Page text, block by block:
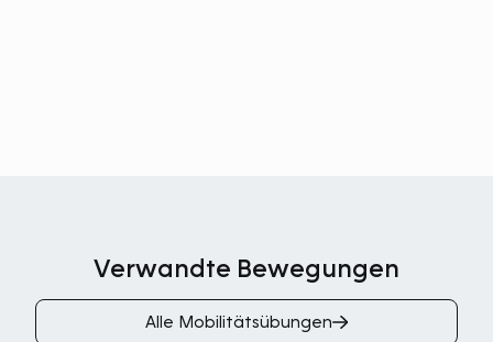
Verwandte Bewegungen
Alle Mobilitätsübungen